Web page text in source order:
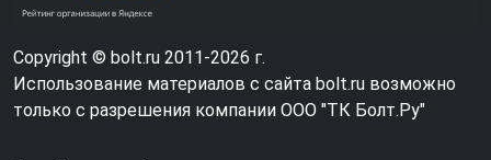
Copyright © bolt.ru 2011-2026 г.
Использование материалов с сайта bolt.ru возможно
только с разрешения компании ООО "ТК Болт.Ру"